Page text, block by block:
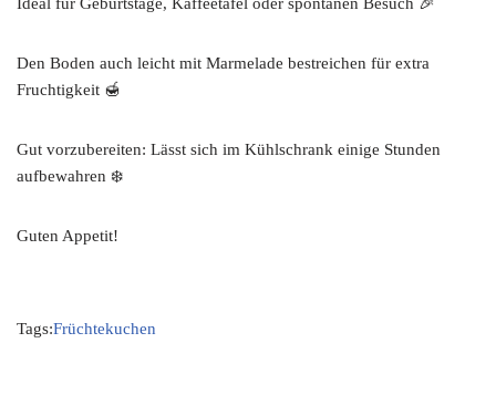
Den Boden auch leicht mit Marmelade bestreichen für extra
Fruchtigkeit 🍯
Gut vorzubereiten: Lässt sich im Kühlschrank einige Stunden
aufbewahren ❄️
Guten Appetit!
Tags:Früchtekuchen